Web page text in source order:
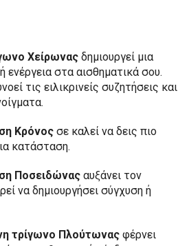
Χείρωνας δημιουργεί μια
ενέργεια στα αισθηματικά σου.
τις ειλικρινείς συζητήσεις και
Κρόνος σε καλεί να δεις πιο
κατάσταση.
Ποσειδώνας αυξάνει τον
να δημιουργήσει σύγχυση ή
τρίγωνο Πλούτωνας φέρνει